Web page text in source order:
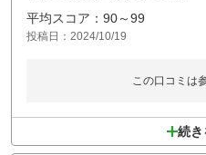
平均スコア：90～99
投稿日：2024/10/19
この口コミは
続き